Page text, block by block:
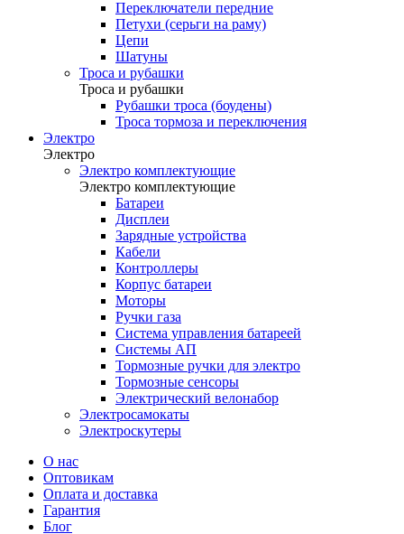
Переключатели передние
Петухи (серьги на раму)
Цепи
Шатуны
Троса и рубашки
Троса и рубашки
Рубашки троса (боудены)
Троса тормоза и переключения
Электро
Электро
Электро комплектующие
Электро комплектующие
Батареи
Дисплеи
Зарядные устройства
Кабели
Контроллеры
Корпус батареи
Моторы
Ручки газа
Система управления батареей
Системы АП
Тормозные ручки для электро
Тормозные сенсоры
Электрический велонабор
Электросамокаты
Электроскутеры
О нас
Оптовикам
Оплата и доставка
Гарантия
Блог